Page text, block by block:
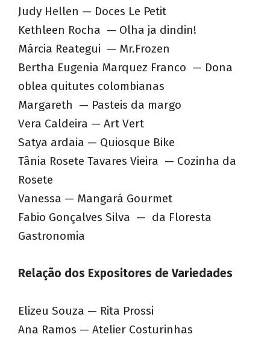
Judy Hellen — Doces Le Petit
Kethleen Rocha — Olha ja dindin!
Márcia Reategui — Mr.Frozen
Bertha Eugenia Marquez Franco — Dona
oblea quitutes colombianas
Margareth — Pasteis da margo
Vera Caldeira — Art Vert
Satya ardaia — Quiosque Bike
Tânia Rosete Tavares Vieira — Cozinha da
Rosete
Vanessa — Mangará Gourmet
Fabio Gonçalves Silva — da Floresta
Gastronomia
Relação dos Expositores de Variedades
Elizeu Souza — Rita Prossi
Ana Ramos — Atelier Costurinhas